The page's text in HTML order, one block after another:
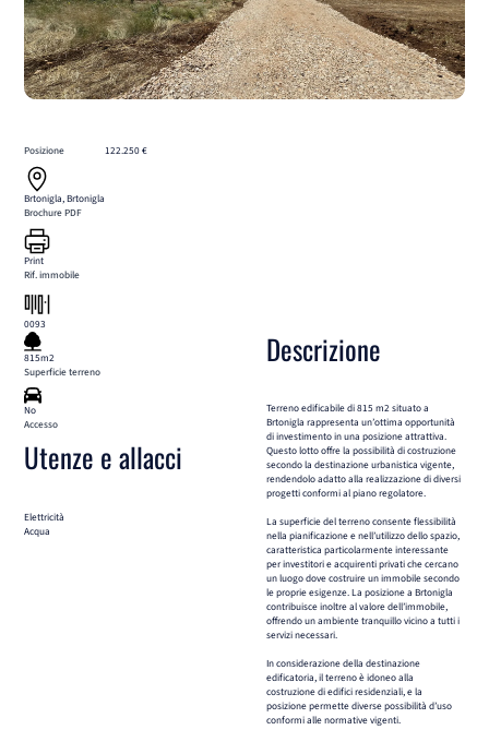
Posizione
Brtonigla, Brtonigla
Brochure PDF
Print
Rif. immobile
0093
122.250 €
815m2
Superficie terreno
No
Accesso
Utenze e allacci
Elettricità
Acqua
Descrizione
Terreno edificabile di 815 m2 situato a
Brtonigla rappresenta un’ottima opportunità
di investimento in una posizione attrattiva.
Questo lotto offre la possibilità di costruzione
secondo la destinazione urbanistica vigente,
rendendolo adatto alla realizzazione di diversi
progetti conformi al piano regolatore.
La superficie del terreno consente flessibilità
nella pianificazione e nell’utilizzo dello spazio,
caratteristica particolarmente interessante
per investitori e acquirenti privati che cercano
un luogo dove costruire un immobile secondo
le proprie esigenze. La posizione a Brtonigla
contribuisce inoltre al valore dell’immobile,
offrendo un ambiente tranquillo vicino a tutti i
servizi necessari.
In considerazione della destinazione
edificatoria, il terreno è idoneo alla
costruzione di edifici residenziali, e la
posizione permette diverse possibilità d’uso
conformi alle normative vigenti.